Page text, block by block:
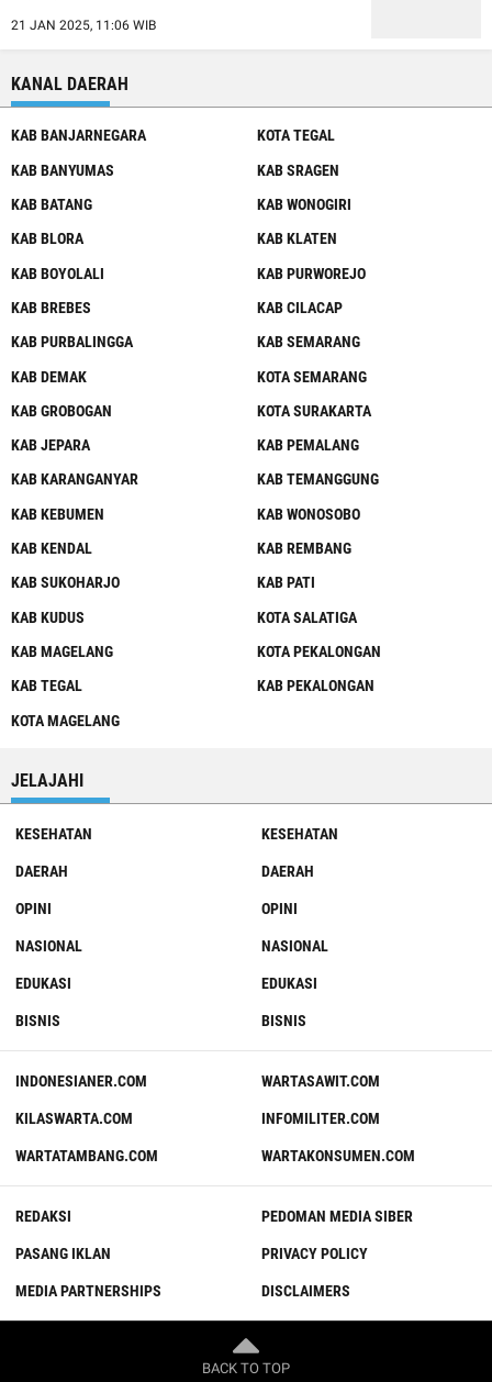
21 JAN 2025, 11:06 WIB
KANAL DAERAH
KAB BANJARNEGARA
KAB BANYUMAS
KAB BATANG
KAB BLORA
KAB BOYOLALI
KAB BREBES
KAB PURBALINGGA
KAB DEMAK
KAB GROBOGAN
KAB JEPARA
KAB KARANGANYAR
KAB KEBUMEN
KAB KENDAL
KAB SUKOHARJO
KAB KUDUS
KAB MAGELANG
KAB TEGAL
KOTA MAGELANG
KOTA TEGAL
KAB SRAGEN
KAB WONOGIRI
KAB KLATEN
KAB PURWOREJO
KAB CILACAP
KAB SEMARANG
KOTA SEMARANG
KOTA SURAKARTA
KAB PEMALANG
KAB TEMANGGUNG
KAB WONOSOBO
KAB REMBANG
KAB PATI
KOTA SALATIGA
KOTA PEKALONGAN
KAB PEKALONGAN
JELAJAHI
KESEHATAN
DAERAH
OPINI
NASIONAL
EDUKASI
BISNIS
KESEHATAN
DAERAH
OPINI
NASIONAL
EDUKASI
BISNIS
INDONESIANER.COM
KILASWARTA.COM
WARTATAMBANG.COM
WARTASAWIT.COM
INFOMILITER.COM
WARTAKONSUMEN.COM
REDAKSI
PASANG IKLAN
MEDIA PARTNERSHIPS
PEDOMAN MEDIA SIBER
PRIVACY POLICY
DISCLAIMERS
BACK TO TOP